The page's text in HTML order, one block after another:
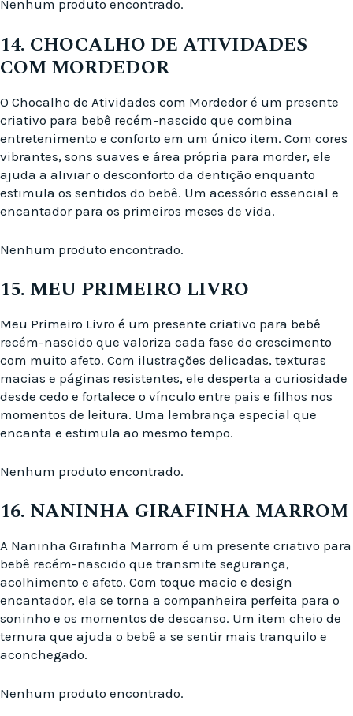
Nenhum produto encontrado.
14. CHOCALHO DE ATIVIDADES
COM MORDEDOR
O Chocalho de Atividades com Mordedor é um presente
criativo para bebê recém-nascido que combina
entretenimento e conforto em um único item. Com cores
vibrantes, sons suaves e área própria para morder, ele
ajuda a aliviar o desconforto da dentição enquanto
estimula os sentidos do bebê. Um acessório essencial e
encantador para os primeiros meses de vida.
Nenhum produto encontrado.
15. MEU PRIMEIRO LIVRO
Meu Primeiro Livro é um presente criativo para bebê
recém-nascido que valoriza cada fase do crescimento
com muito afeto. Com ilustrações delicadas, texturas
macias e páginas resistentes, ele desperta a curiosidade
desde cedo e fortalece o vínculo entre pais e filhos nos
momentos de leitura. Uma lembrança especial que
encanta e estimula ao mesmo tempo.
Nenhum produto encontrado.
16. NANINHA GIRAFINHA MARROM
A Naninha Girafinha Marrom é um presente criativo para
bebê recém-nascido que transmite segurança,
acolhimento e afeto. Com toque macio e design
encantador, ela se torna a companheira perfeita para o
soninho e os momentos de descanso. Um item cheio de
ternura que ajuda o bebê a se sentir mais tranquilo e
aconchegado.
Nenhum produto encontrado.